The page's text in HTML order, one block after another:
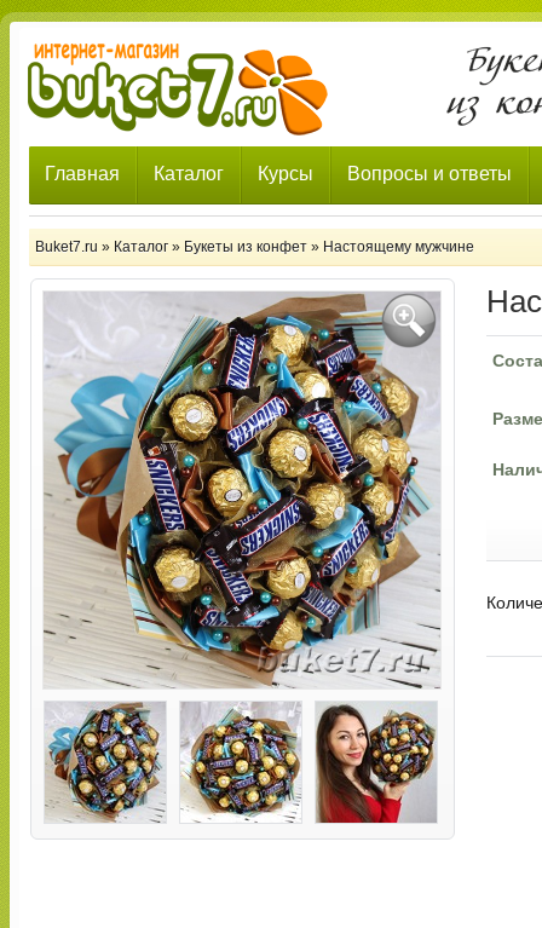
Главная Каталог Курсы Вопросы и ответы
Buket7.ru » Каталог » Букеты из конфет » Настоящему мужчине